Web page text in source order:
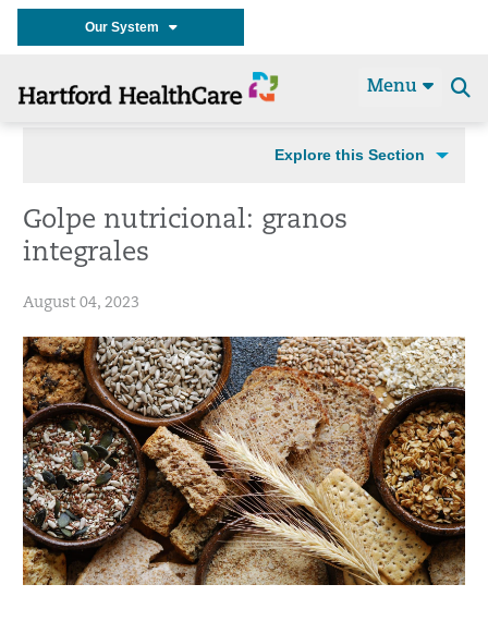
Our System
Menu
Explore this Section
Golpe nutricional: granos
integrales
August 04, 2023